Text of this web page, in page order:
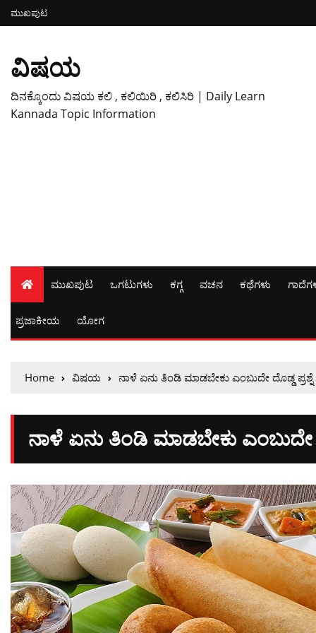
ಮುಖಪುಟ
ವಿಷಯ
ದಿನಕ್ಕೊಂದು ವಿಷಯ ಕಲಿ , ಕಲಿಯಿರಿ , ಕಲಿಸಿರಿ | Daily Learn
Kannada Topic Information
ಮುಖಪುಟ ಒಗಟುಗಳು ಕಗ್ಗ ವಚನ ಕಥೆಗಳು
ಪ್ರಜಾಕೀಯ ಯೋಗ
Home ವಿಷಯ ನಾಳೆ ಏನು ತಿಂಡಿ ಮಾಡಬೇಕು ಎಂಬುದೇ ದೊಡ್ಡ ಪ್ರಶ್ನೆ
ನಾಳೆ ಏನು ತಿಂಡಿ ಮಾಡಬೇಕು ಎಂಬುದೇ